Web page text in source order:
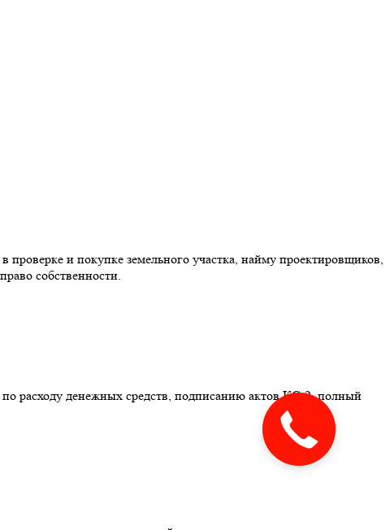
и покупке земельного участка, найму проектировщиков,
собственности.
расходу денежных средств, подписанию актов КС-2, полный
Закажите
звонок